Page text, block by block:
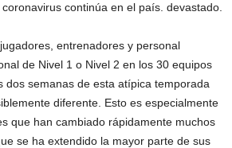
continúa en el país. devastado.
entrenadores y personal
de Nivel 1 o Nivel 2 en los 30 equipos
dos semanas de esta atípica temporada
diferente. Esto es especialmente
que han cambiado rápidamente muchos
se ha extendido la mayor parte de sus